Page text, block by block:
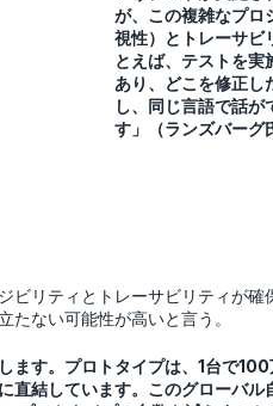
が、この複雑なプ
視性）とトレーサ
とえば、テストを
あり、どこを修正し
し、同じ言語で話
す」（ランズバーグ
リティとトレーサビリティが
ない可能性が高いと言う。
ます。プロトタイプは、1台で
結しています。このグローバ